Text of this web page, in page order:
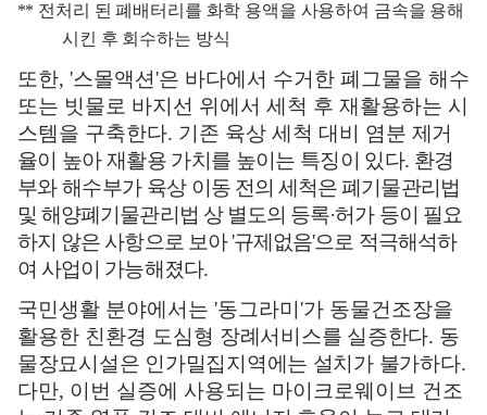
** 전처리 된 폐배터리를 화학 용액을 사용하여 금속을 용해
시킨 후 회수하는 방식
또한, '스몰액션'은 바다에서 수거한 폐그물을 해수
또는 빗물로 바지선 위에서 세척 후 재활용하는 시
스템을 구축한다. 기존 육상 세척 대비 염분 제거
율이 높아 재활용 가치를 높이는 특징이 있다. 환경
부와 해수부가 육상 이동 전의 세척은 폐기물관리법
및 해양폐기물관리법 상 별도의 등록·허가 등이 필요
하지 않은 사항으로 보아'규제없음'으로 적극해석하
여 사업이 가능해졌다.
국민생활 분야에서는 '동그라미 '가 동물건조장을
활용한 친환경 도심형 장례서비스를 실증한다. 동
물장묘시설은 인가밀집지역에는 설치가 불가하다.
다만, 이번 실증에 사용되는 마이크로웨이브 건조